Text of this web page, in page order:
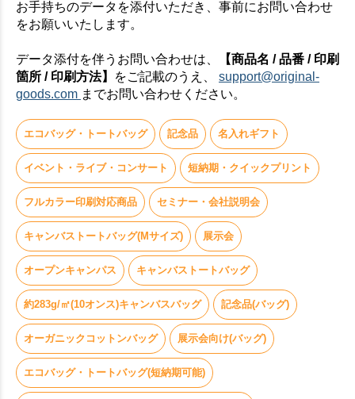
お手持ちのデータを添付いただき、事前にお問い合わせ
をお願いいたします。
データ添付を伴うお問い合わせは、
【商品名 / 品番 / 印刷
箇所 / 印刷方法】
をご記載のうえ、 support@original-
goods.com までお問い合わせください。
エコバッグ・トートバッグ 記念品 名入れギフト
イベント・ライブ・コンサート 短納期・クイックプリント
フルカラー印刷対応商品 セミナー・会社説明会
キャンバストートバッグ(Mサイズ) 展示会
オープンキャンパス キャンバストートバッグ
約283g/㎡(10オンス)キャンバスバッグ 記念品(バッグ)
オーガニックコットンバッグ 展示会向け(バッグ)
エコバッグ・トートバッグ(短納期可能)